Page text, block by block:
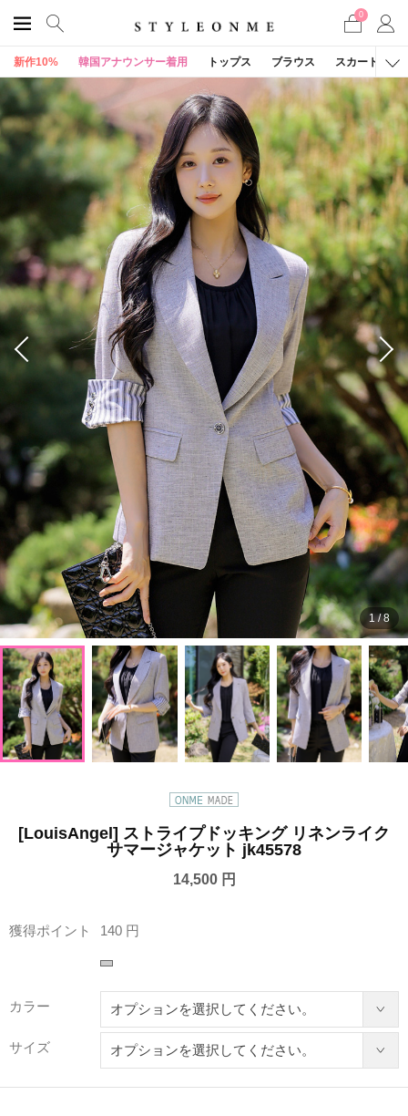
0
新作10% 韓国アナウンサー着用 トップス ブラウス スカート
1/8
[LouisAngel] ストライプドッキング リネンライク
サマージャケット jk45578
14,500 円
獲得ポイント 140 円
カラー
サイズ